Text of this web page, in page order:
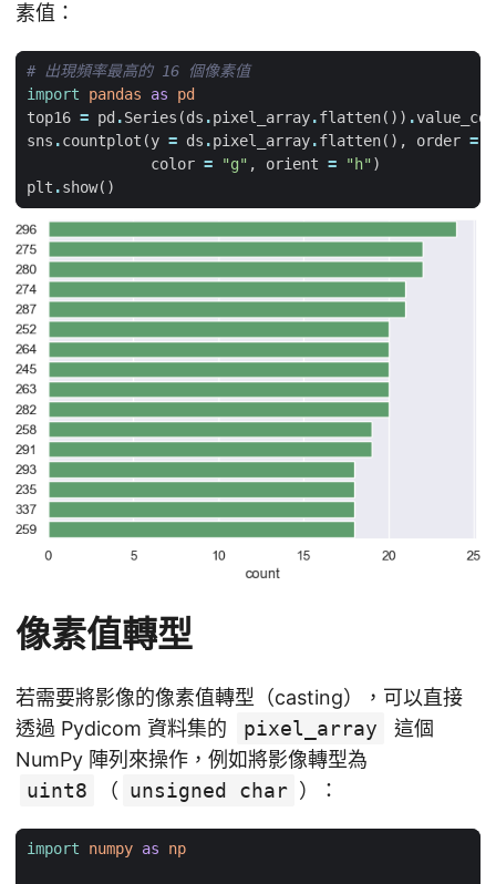
素值：
# 出現頻率最高的 16 個像素值
import
pandas as
pd
top16 = pd .Series (ds .pixel_array.flatten()) .
sns .countplot (y = ds .pixel_array.flatten(), order =
color = "g" , orient = "h")
plt .show()
像素值轉型
若需要將影像的像素值轉型（casting），可以直接
透過 Pydicom 資料集的
pixel_array
這個
NumPy 陣列來操作，例如將影像轉型為
uint8
（ unsigned char ）：
import numpy as np